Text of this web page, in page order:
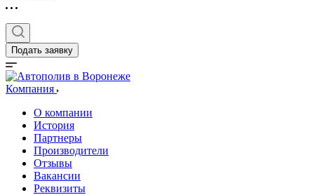
Подать заявку
Компания
О компании
История
Партнеры
Производители
Отзывы
Вакансии
Реквизиты